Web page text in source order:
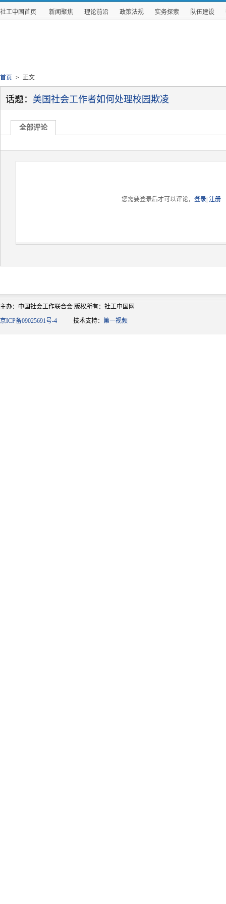
社工中国首页 新闻聚焦 理论前沿 政策法规 实务探索 队伍建设
首页 > 正文
话题： 美国社会工作者如何处理校园欺凌
全部评论
您需要登录后才可以评论，登录 |注册
主办：中国社会工作联合会 版权所有：社工中国网
京ICP备09025691号-4 技术支持： 第一视频